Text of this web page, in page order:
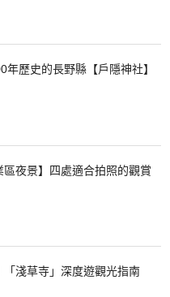
年歷史的長野縣【戶隱神社】
區夜景】四處適合拍照的觀賞
「淺草寺」深度遊觀光指南